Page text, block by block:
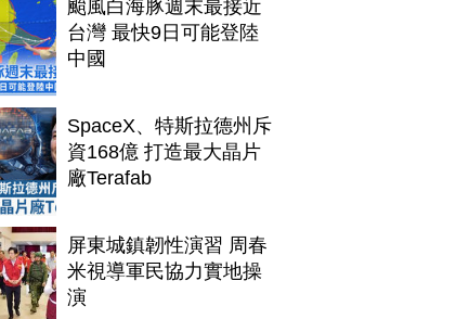
颱風白海豚週末最接近
台灣 最快9日可能登陸
中國
SpaceX、特斯拉德州斥
資168億 打造最大晶片
廠Terafab
屏東城鎮韌性演習 周春
米視導軍民協力實地操
演